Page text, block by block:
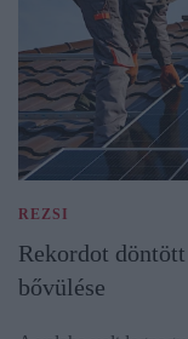
REZSI
Rekordot
bővülése